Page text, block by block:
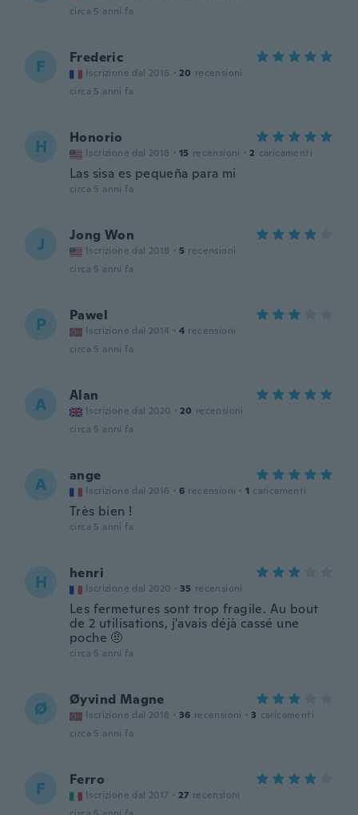
circa 5 anni fa
F Frederic
Iscrizione dal 2016 · 20 recensioni
circa 5 anni fa
H Honorio
Iscrizione dal 2018 · 15 recensioni · 2 caricamenti
Las sisa es pequeña para mi
circa 5 anni fa
J Jong Won
Iscrizione dal 2018 · 5 recensioni
circa 5 anni fa
P Pawel
Iscrizione dal 2014 · 4 recensioni
circa 5 anni fa
A Alan
Iscrizione dal 2020 · 20 recensioni
circa 5 anni fa
A ange
Iscrizione dal 2016 · 6 recensioni · 1 caricamenti
Très bien !
circa 5 anni fa
H henri
Iscrizione dal 2020 · 35 recensioni
Les fermetures sont trop fragile. Au bout
de 2 utilisations, j'avais déjà cassé une
poche 🤨
circa 5 anni fa
Ø Øyvind Magne
Iscrizione dal 2018 · 36 recensioni · 3 caricamenti
circa 5 anni fa
F Ferro
Iscrizione dal 2017 · 27 recensioni